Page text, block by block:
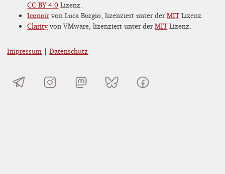
CC BY 4.0 Lizenz.
Iconoirvon Luca Burgio, lizenziert unter derMITLizenz.
Clarityvon VMware, lizenziert unter derMITLizenz.
Impressum |Datenschutz